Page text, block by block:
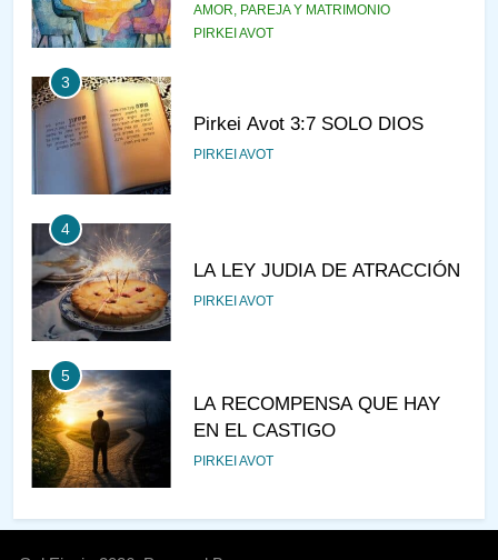
AMOR, PAREJA Y MATRIMONIO
PIRKEI AVOT
3
Pirkei Avot 3:7 SOLO DIOS
PIRKEI AVOT
4
LA LEY JUDIA DE ATRACCIÓN
PIRKEI AVOT
5
LA RECOMPENSA QUE HAY
EN EL CASTIGO
PIRKEI AVOT
6